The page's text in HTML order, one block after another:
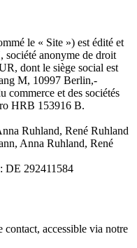
le « Site ») est édité et
anonyme de droit
dont le siège social est
M, 10997 Berlin,­
commerce et des sociétés
HRB 153916 B.
Ruhland, René Ruhland
Anna Ruhland, René
DE 292411584
accessible via notre